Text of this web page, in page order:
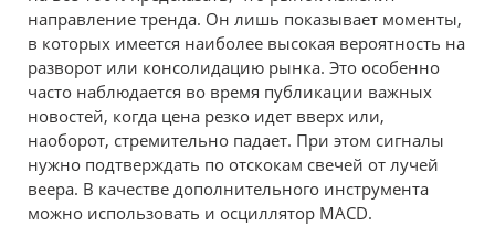
направление тренда. Он лишь показывает моменты,
в которых имеется наиболее высокая вероятность на
разворот или консолидацию рынка. Это особенно
часто наблюдается во время публикации важных
новостей, когда цена резко идет вверх или,
наоборот, стремительно падает. При этом сигналы
нужно подтверждать по отскокам свечей от лучей
веера. В качестве дополнительного инструмента
можно использовать и осциллятор MACD.